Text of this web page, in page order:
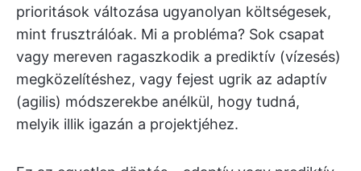
prioritások változása ugyanolyan költségesek,
mint frusztrálóak. Mi a probléma? Sok csapat
vagy mereven ragaszkodik a prediktív (vízesés)
megközelítéshez, vagy fejest ugrik az adaptív
(agilis) módszerekbe anélkül, hogy tudná,
melyik illik igazán a projektjéhez.